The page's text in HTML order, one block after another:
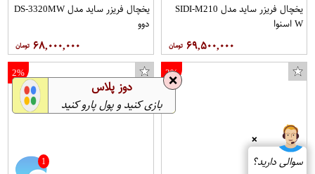
یخچال فریزر ساید مدل SIDI-M210
W اسنوا
۶۹,۵۰۰,۰۰۰
یخچال فریزر ساید مدل DS-3320MW
دوو
۶۸,۰۰۰,۰۰۰
2%
2%
❌
سوالی دارید؟
1
❌ دوز پلاس
بازی کنید و پول پارو کنید